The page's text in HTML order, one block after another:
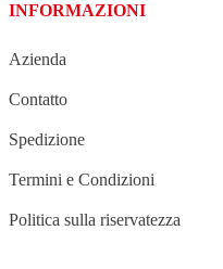
INFORMAZIONI
Azienda
Contatto
Spedizione
Termini e Condizioni
Politica sulla riservatezza